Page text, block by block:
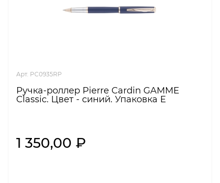
Арт. PC0935RP
Ручка-роллер Pierre Cardin GAMME
Classic. Цвет - синий. Упаковка Е
1 350,00 ₽